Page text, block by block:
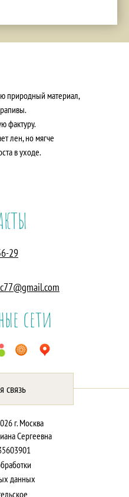
природный материал,
фактуру.
лен, но мягче
в уходе.
г. Москва
Сергеевна
данных
связь
29
сети